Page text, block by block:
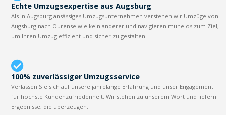
Echte Umzugsexpertise aus Augsburg
Als in Augsburg ansässiges Umzugsunternehmen verstehen wir Umzüge von
Augsburg nach Ourense wie kein anderer und navigieren mühelos zum Ziel,
um Ihren Umzug effizient und sicher zu gestalten.
100% zuverlässiger Umzugsservice
Verlassen Sie sich auf unsere jahrelange Erfahrung und unser Engagement
für höchste Kundenzufriedenheit. Wir stehen zu unserem Wort und liefern
Ergebnisse, die überzeugen.